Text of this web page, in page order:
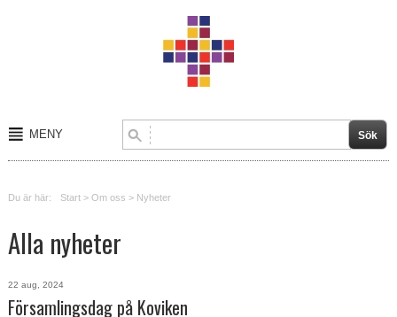
MENY
Kalender
Kontakt
Du är här: Start> Om oss > Nyheter
Alla nyheter
22 aug, 2024
Församlingsdag på Koviken